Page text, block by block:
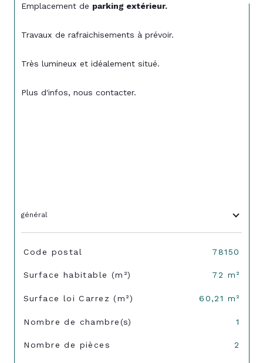
Emplacement de parking extérieur.
Travaux de rafraichisements à prévoir.
Très lumineux et idéalement situé.
Plus d'infos, nous contacter.
général
TRAD_SIROCCO_Caracteristique
Code postal 78150
Surface habitable (m²) 72 m²
Surface loi Carrez (m²) 60,21 m²
Nombre de chambre(s) 1
Nombre de pièces 2